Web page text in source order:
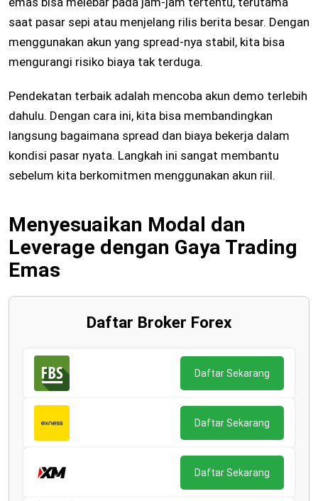
saat pasar sepi atau menjelang rilis berita besar. Dengan
menggunakan akun yang spread-nya stabil, kita bisa
mengurangi risiko biaya tak terduga.
Pendekatan terbaik adalah mencoba akun demo terlebih
dahulu. Dengan cara ini, kita bisa membandingkan
langsung bagaimana spread dan biaya bekerja dalam
kondisi pasar nyata. Langkah ini sangat membantu
sebelum kita berkomitmen menggunakan akun riil.
Menyesuaikan Modal dan
Leverage dengan Gaya Trading
Emas
Daftar Broker Forex
Daftar Sekarang
Daftar Sekarang
Daftar Sekarang